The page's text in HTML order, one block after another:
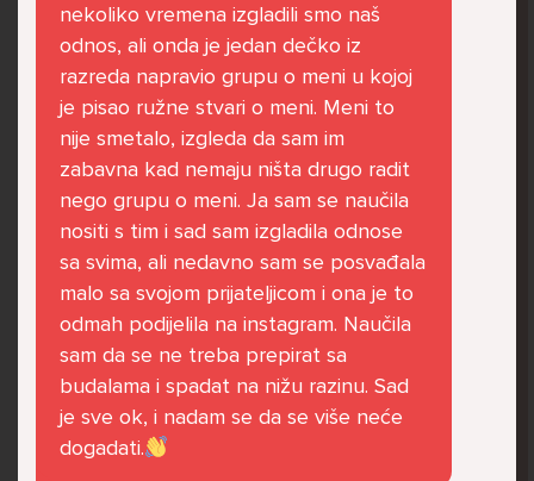
Već 6 godina u školi nekoliko cura iz mog
razreda me izbacuju iz zajedničkih aktivnosti
te me iskorištavaju. Dečki iz mojeg razreda mi
govore da sam glupača te me preko discorda
vrijeđaju jer sam niska te mi govore da se
ubijem. Prije mjesec dana su me istukli kod
parka iz čistog mira dok sam prolazila sa
svojim susjedama i malim psom. Stalno u
krevet idem plačući. Nesvjesno te zbog
ljutnje sam se počela tući po nogama no
prestala sam jer me važna osoba potaknula
na to. Prije toga svega nakon nekoliko godina
prijateljstva ostavila me najbolja prijateljica
nisam htjela ići u školu jer me to sve jako
pogodilo. Cyber bulyala me preko snapchata
nekoliko vremena izgladili smo naš
odnos, ali onda je jedan dečko iz
razreda napravio grupu o meni u kojoj
je pisao ružne stvari o meni. Meni to
nije smetalo, izgleda da sam im
zabavna kad nemaju ništa drugo radit
nego grupu o meni. Ja sam se naučila
nositi s tim i sad sam izgladila odnose
sa svima, ali nedavno sam se posvađala
malo sa svojom prijateljicom i ona je to
odmah podijelila na instagram. Naučila
sam da se ne treba prepirat sa
budalama i spadat na nižu razinu. Sad
je sve ok, i nadam se da se više neće
dogadati.